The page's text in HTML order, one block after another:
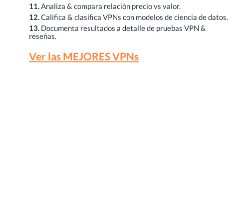
11.Analiza & compara relación precio vs valor.
12.Califica & clasifica VPNs con modelos de ciencia de datos.
13. Documenta resultados a detalle de pruebas VPN &
reseñas.
Ver las MEJORES VPNs